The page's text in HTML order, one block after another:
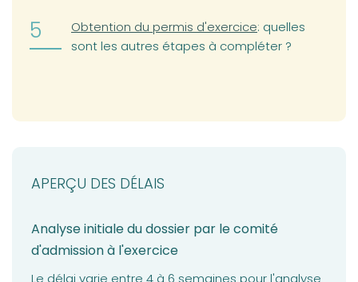
Obtention du permis d'exercice: quelles
sont les autres étapes à compléter ?
APERÇU DES DÉLAIS
Analyse initiale du dossier par le comité
d'admission à l'exercice
Le délai varie entre 4 à 6 semaines pour l'analyse